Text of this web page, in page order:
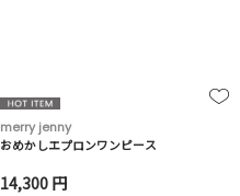
merry jenny
おめかしエプロンワンピース
14,300 円